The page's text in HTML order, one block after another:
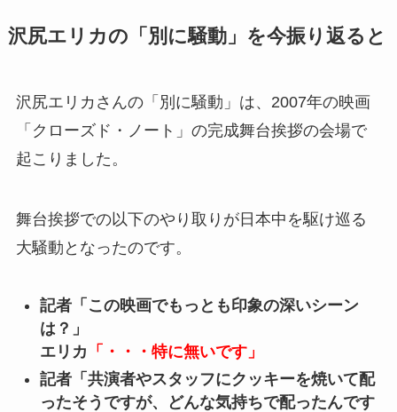
沢尻エリカの「別に騒動」を今振り返ると
沢尻エリカさんの「別に騒動」は、2007年の映画
「クローズド・ノート」の完成舞台挨拶の会場で
起こりました。
舞台挨拶での以下のやり取りが日本中を駆け巡る
大騒動となったのです。
記者「この映画でもっとも印象の深いシーン
は？」
エリカ 「・・・特に無いです」
記者「共演者やスタッフにクッキーを焼いて配
ったそうですが、どんな気持ちで配ったんです